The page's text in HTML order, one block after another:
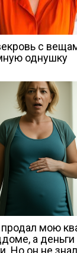
с
однушку
мою
а деньги
Но он не